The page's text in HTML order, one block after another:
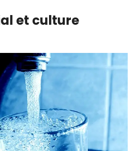
et culture